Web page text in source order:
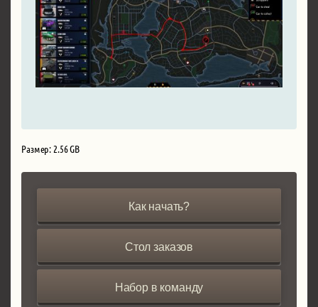
Размер: 2.56 GB
Как начать?
Стол заказов
Набор в команду